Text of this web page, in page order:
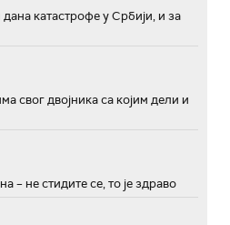
катастрофе у Србији, и за
свог двојника са којим дели и
– не стидите се, то је здраво